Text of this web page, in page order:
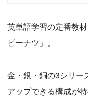
英単語学習の定番教
ピーナツ」。
金・銀・銅の3シリー
アップできる構成が特